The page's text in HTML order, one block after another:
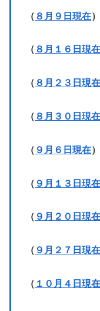
（ ８月９日現在
（ ８月１６日現在
（ ８月２３日現在
（ ８月３０日現在
（ ９月６日現在
（ ９月１３日現在
（ ９月２０日現在
（ ９月２７日現在
（ １０月４日現在